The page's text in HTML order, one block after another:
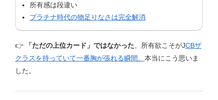
所有感は段違い
プラチナ時代の物足りなさは完全解消
👉 「ただの上位カード」ではなかった。所有欲こそがJCBザ
クラスを持っていて一番胸が張れる瞬間。 本当にこう思いま
した。